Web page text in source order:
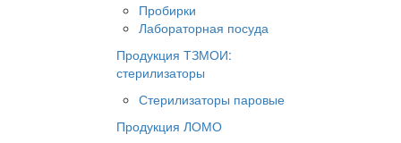
Пробирки
Лабораторная посуда
Продукция ТЗМОИ:
стерилизаторы
Стерилизаторы паровые
Продукция ЛОМО